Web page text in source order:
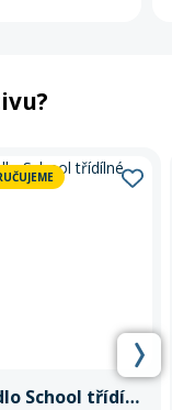
F2 pádlo School třídílné